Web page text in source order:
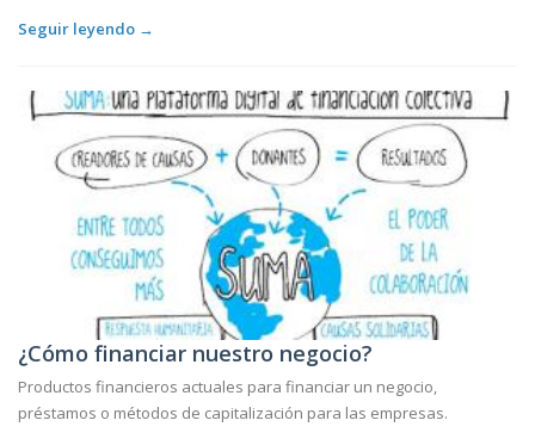
Seguir leyendo →
¿Cómo financiar nuestro negocio?
Productos financieros actuales para financiar un negocio,
préstamos o métodos de capitalización para las empresas.